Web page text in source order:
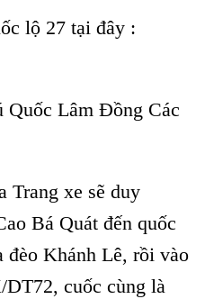
lộ 27 tại đây :
Quốc Lâm Đồng Các
Trang xe sẽ duy
Bá Quát đến quốc
đèo Khánh Lê, rồi vào
cuốc cùng là